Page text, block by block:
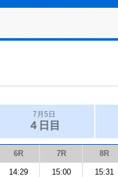
7月5日
４日目
6R 7R 8R
14:29 15:00 15:31